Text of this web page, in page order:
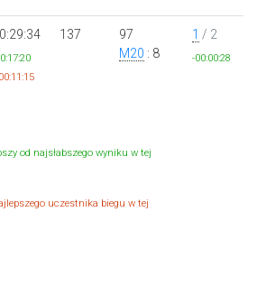
137
97
M20 : 8
1 / 2
-00:00:28
od najsłabszego wyniku w tej
uczestnika biegu w tej